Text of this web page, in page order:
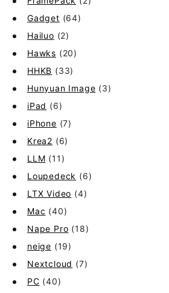
Gadget (64)
Hailuo (2)
Hawks (20)
HHKB (33)
Hunyuan Image (3)
iPad (6)
iPhone (7)
Krea2 (6)
LLM (11)
Loupedeck (6)
LTX Video (4)
Mac (40)
Nape Pro (18)
neige (19)
Nextcloud (7)
PC (40)